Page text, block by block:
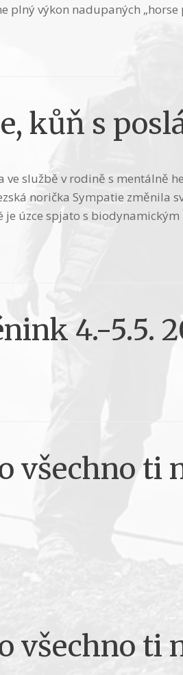
výkon nadupaných „horse
kůň s
službě v rodině s mentálně
norička Sympatie změnila
je úzce spjato s
4.-5.5.
všechno ti
všechno ti